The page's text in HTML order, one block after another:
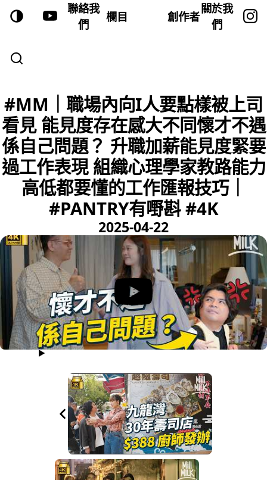
聯絡我
們
欄目 創作者
關於我
們
#MM｜職場內向I人要點樣被上司
看見 能見度存在感大不同懷才不遇
係自己問題？ 升職加薪能見度緊要
過工作表現 組織心理學家教路能力
高低都要懂的工作匯報技巧｜
#PANTRY有嘢斟 #4K
2025-04-22